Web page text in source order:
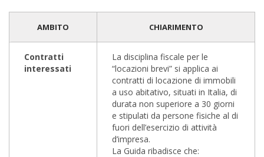
AMBITO CHIARIMENTO
Contratti
interessati
La disciplina fiscale per le
“locazioni brevi” si applica ai
contratti di locazione di immobili
a uso abitativo, situati in Italia, di
durata non superiore a 30 giorni
e stipulati da persone fisiche al di
fuori dell’esercizio di attività
d’impresa.
La Guida ribadisce che: